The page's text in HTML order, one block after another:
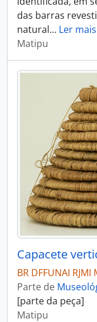
das barras
natural… Ler mais
Matipu
Capacete
BR DFFUNAI RJMI
Parte de
[parte da peça]
Matipu